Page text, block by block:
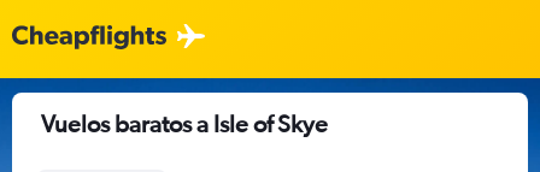
Vuelos baratos a Isle of Skye